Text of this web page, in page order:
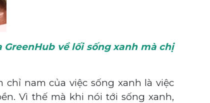
về lối sống xanh mà chị
nam của việc sống xanh là việc
Vì thế mà khi nói tới sống xanh,